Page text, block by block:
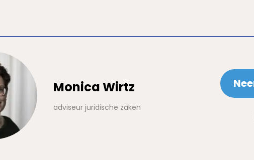
Monica Wirtz
adviseur juridische zaken